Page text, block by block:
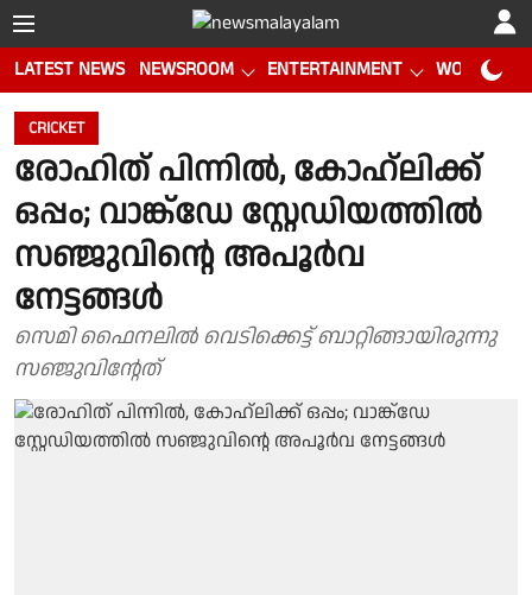
LATEST NEWS NEWSROOM ENTERTAINMENT WORLD CUP
CRICKET
രോഹിത് പിന്നിൽ, കോഹ്‌ലിക്ക്
ഒപ്പം; വാങ്ക്‌ഡേ സ്റ്റേഡിയത്തില്‍
സഞ്ജുവിൻ്റെ അപൂര്‍വ
നേട്ടങ്ങള്‍
സെമി ഫൈനലില്‍ വെടിക്കെട്ട് ബാറ്റിങ്ങായിരുന്നു
സഞ്ജുവിന്റേത്